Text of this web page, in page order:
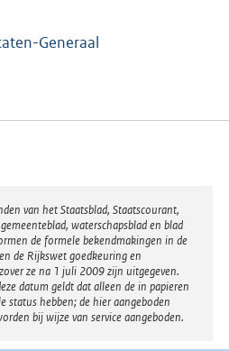
Generaal
van het Staatsblad, Staatscourant,
waterschapsblad en blad
de formele bekendmakingen in de
de Rijkswet goedkeuring en
ze na 1 juli 2009 zijn uitgegeven.
datum geldt dat alleen de in papieren
status hebben; de hier aangeboden
bij wijze van service aangeboden.